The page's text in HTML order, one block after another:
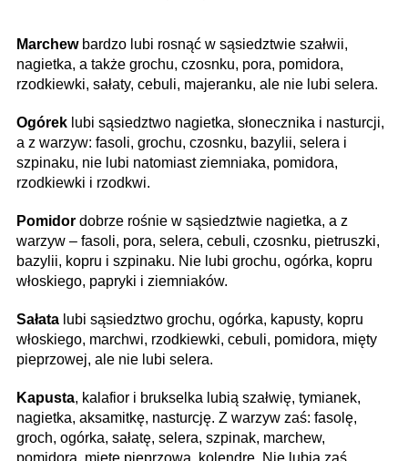
Marchew bardzo lubi rosnąć w sąsiedztwie szałwii,
nagietka, a także grochu, czosnku, pora, pomidora,
rzodkiewki, sałaty, cebuli, majeranku, ale nie lubi selera.
Ogórek lubi sąsiedztwo nagietka, słonecznika i nasturcji,
a z warzyw: fasoli, grochu, czosnku, bazylii, selera i
szpinaku, nie lubi natomiast ziemniaka, pomidora,
rzodkiewki i rzodkwi.
Pomidor dobrze rośnie w sąsiedztwie nagietka, a z
warzyw – fasoli, pora, selera, cebuli, czosnku, pietruszki,
bazylii, kopru i szpinaku. Nie lubi grochu, ogórka, kopru
włoskiego, papryki i ziemniaków.
Sałata lubi sąsiedztwo grochu, ogórka, kapusty, kopru
włoskiego, marchwi, rzodkiewki, cebuli, pomidora, mięty
pieprzowej, ale nie lubi selera.
Kapusta, kalafior i brukselka lubią szałwię, tymianek,
nagietka, aksamitkę, nasturcję. Z warzyw zaś: fasolę,
groch, ogórka, sałatę, selera, szpinak, marchew,
pomidora, miętę pieprzową, kolendrę. Nie lubią zaś